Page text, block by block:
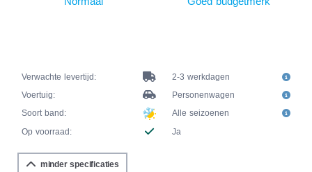
Verwachte levertijd:
2-3 werkdagen
Voertuig:
Personenwagen
Soort band:
Alle seizoenen
Op voorraad:
Ja
minder specificaties